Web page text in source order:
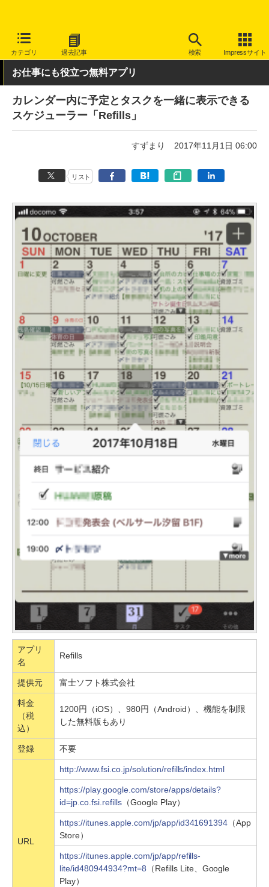
カテゴリ 過去記事 検索 Impressサイト
INTERNET Watch サービス/ソフト ソフトウェア スマートフ
お仕事にも役立つ無料アプリ
カレンダー内に予定とタスクを一緒に表示できる
スケジューラー「Refills」
すずまり 2017年11月1日 06:00
リスト
アプリ
名
Refills
提供元 富士ソフト株式会社
料金
（税
込）
1200円（iOS）、980円（Android）、機能を制限
した無料版もあり
登録 不要
URL
http://www.fsi.co.jp/solution/refills/index.html
https://play.google.com/store/apps/details?
id=jp.co.fsi.refills（Google Play）
https://itunes.apple.com/jp/app/id341691394 （App
Store）
https://itunes.apple.com/jp/app/refills-
lite/id480944934?mt=8 （Refills Lite、Google
Play）